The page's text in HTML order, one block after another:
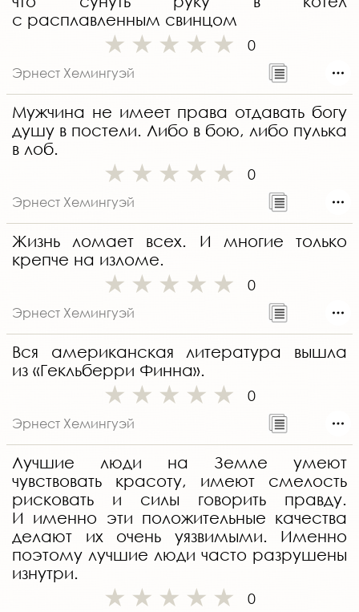
с расплавленным свинцом
0
Эрнест Хемингуэй
Мужчина не имеет права отдавать богу
душу в постели. Либо в бою, либо пулька
в лоб.
0
Эрнест Хемингуэй
Жизнь ломает всех. И многие только
крепче на изломе.
0
Эрнест Хемингуэй
Вся американская литература вышла
из «Гекльберри Финна».
0
Эрнест Хемингуэй
Лучшие люди на Земле умеют
чувствовать красоту, имеют смелость
рисковать и силы говорить правду.
И именно эти положительные качества
делают их очень уязвимыми. Именно
поэтому лучшие люди часто разрушены
изнутри.
0